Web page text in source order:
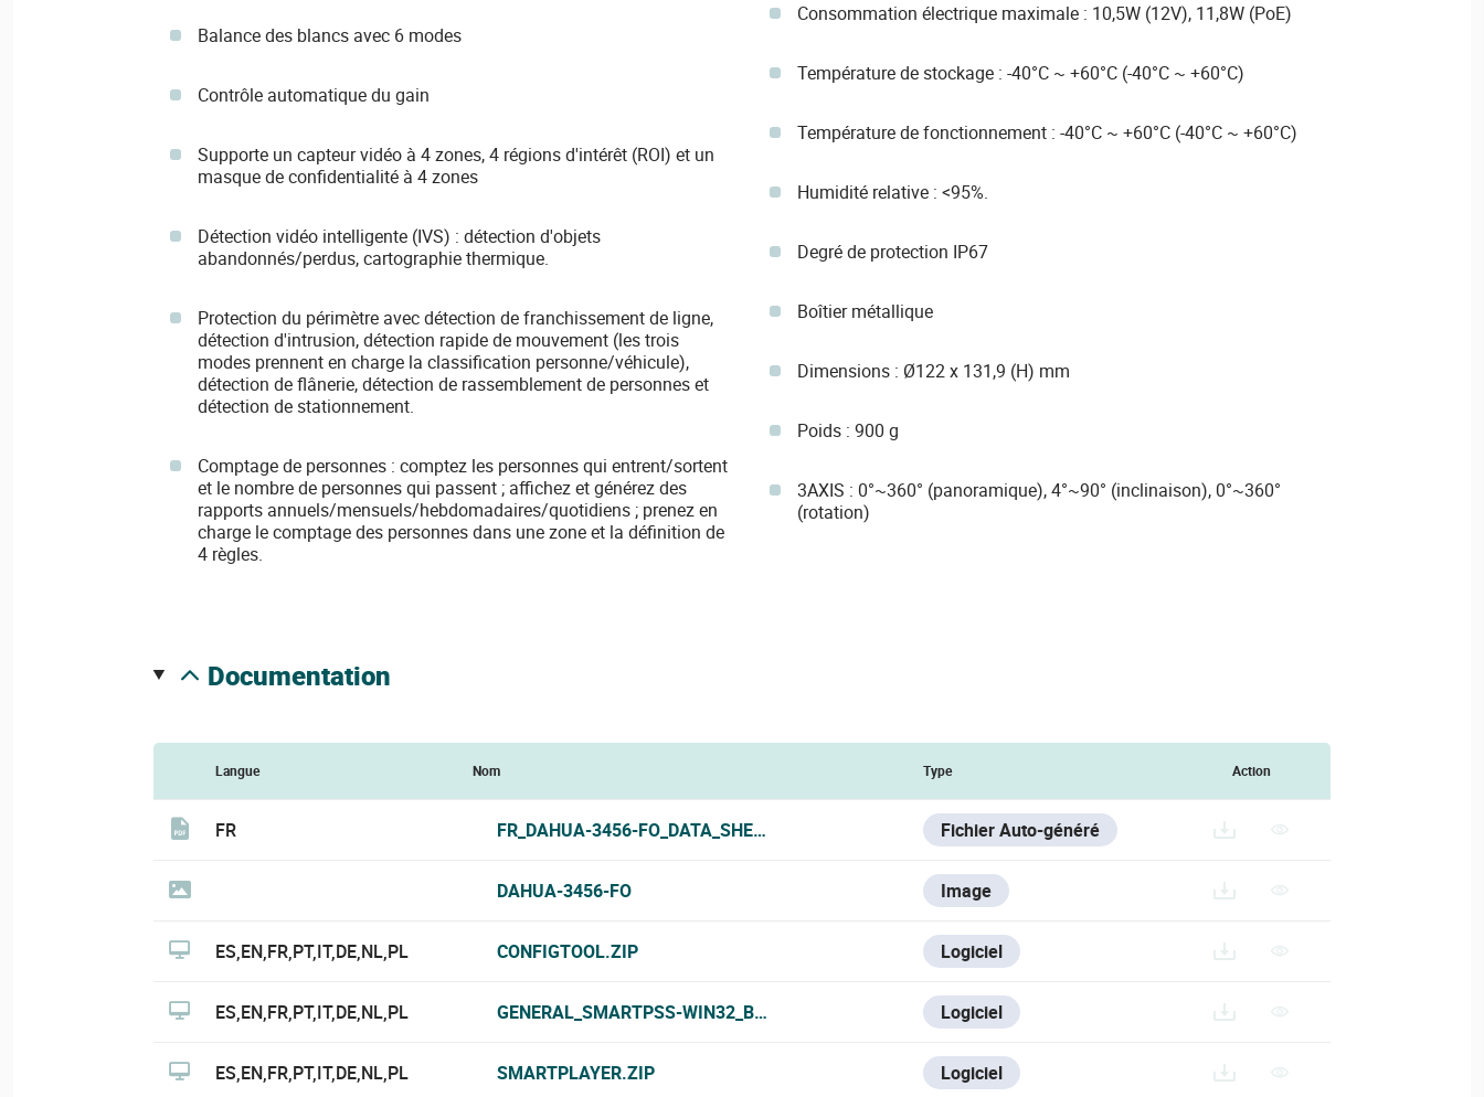
Balance des blancs avec 6 modes
Contrôle automatique du gain
Supporte un capteur vidéo à 4 zones, 4 régions d'intérêt (ROI) et un
masque de confidentialité à 4 zones
Détection vidéo intelligente (IVS) : détection d'objets
abandonnés/perdus, cartographie thermique.
Protection du périmètre avec détection de franchissement de ligne,
détection d'intrusion, détection rapide de mouvement (les trois
modes prennent en charge la classification personne/véhicule),
détection de flânerie, détection de rassemblement de personnes et
détection de stationnement.
Comptage de personnes : comptez les personnes qui entrent/sortent
et le nombre de personnes qui passent ; affichez et générez des
rapports annuels/mensuels/hebdomadaires/quotidiens ; prenez en
charge le comptage des personnes dans une zone et la définition de
4 règles.
Consommation électrique maximale : 10,5W (12V), 11,8W (PoE)
Température de stockage : -40°C ~ +60°C (-40°C ~ +60°C)
Température de fonctionnement : -40°C ~ +60°C (-40°C ~ +60°C)
Humidité relative : <95%.
Degré de protection IP67
Boîtier métallique
Dimensions : Ø122 x 131,9 (H) mm
Poids : 900 g
3AXIS : 0°~360° (panoramique), 4°~90° (inclinaison), 0°~360°
(rotation)
documentation
Langue Nom Type Action
FR FR_DAHUA-3456-FO_DATA_SHEET.PDF Fichier Auto-généré
DAHUA-3456-FO Image
ES,EN,FR,PT,IT,DE,NL,PL CONFIGTOOL.ZIP Logiciel
ES,EN,FR,PT,IT,DE,NL,PL GENERAL_SMARTPSS-WIN32_BYDEMES_ENGSPFRPT_V2.002.200714.RAR
Logiciel
ES,EN,FR,PT,IT,DE,NL,PL SMARTPLAYER.ZIP Logiciel